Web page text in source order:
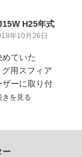
H25年式
年10月26日
ていた
用スフィア
ーに取り付
きを見る
ー